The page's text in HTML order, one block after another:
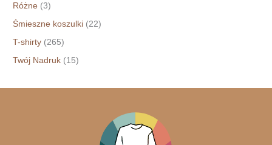
Różne (3)
Śmieszne koszulki (22)
T-shirty (265)
Twój Nadruk (15)